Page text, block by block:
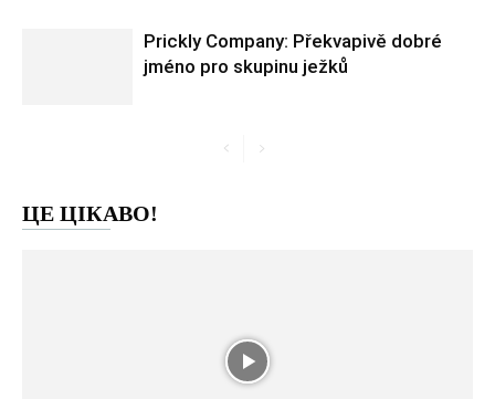
Prickly Company: Překvapivě dobré
jméno pro skupinu ježků
ЦЕ ЦІКАВО!